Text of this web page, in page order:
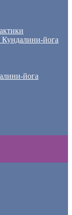
Кундалини-йога
йога